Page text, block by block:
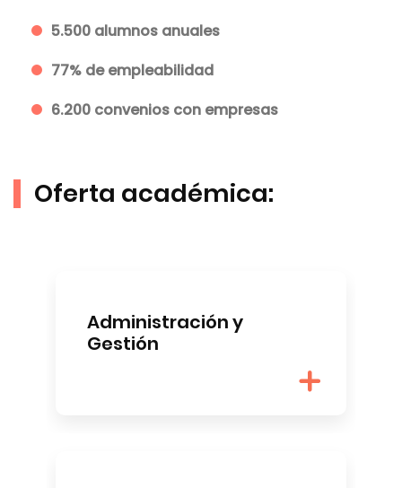
5.500 alumnos anuales
77% de empleabilidad
6.200 convenios con empresas
Oferta académica:
Administración y
Gestión